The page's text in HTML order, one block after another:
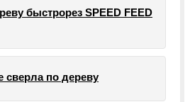
быстрорез SPEED FEED
сверла по дереву